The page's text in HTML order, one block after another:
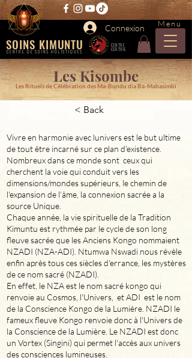
Menu
CENTRE DE SOINS HOLISTIQUES
SOINS KIMUNTU
Connexion
CENTRE
CERTIFIE
Les Kisombe
Les Rituels de Célébration des Ma-Bundu dia Ba-Mahasimbi
< Back
Vivre en harmonie avec lunivers est le but ultime
de tout être incarné sur ce plan d'existence.
Nombreux dans ce monde sont ceux qui
cherchent la voie qui conduit vers les
dimensions/mondes supérieurs, le chemin de
l'expansion de l’âme, la connexion sacrée a la
source Unique.
Chaque année, la vie spirituelle de la Tradition
Kimuntu est rythmée par le cycle de son long
fleuve sacrée que les Anciens Kongo nommaient
NZADI (NZA-ADI). Ntumwa Nswadi nous révèle
enfin après tous ces siècles d'errance, les mystères
de ce nom sacré (NZADI).
En effet, le NZA est le nom sacré kongo qui
renvoie au Cosmos, l'Univers, et ADI est le nom
de la Conscience Kongo de la Lumière. NZADI le
fameux fleuve Kongo renvoie donc à l'Univers de
la Conscience de la Lumière. Le NZADI est donc
un Vortex (Singini) qui permet l'accès aux univers
des consciences lumineuses.